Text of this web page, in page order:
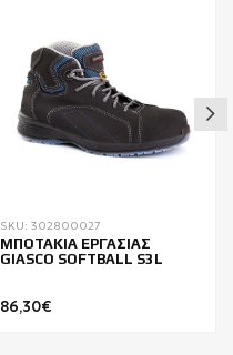
SKU: 302800027
ΜΠΟΤΑΚΙΑ ΕΡΓΑΣΙΑΣ
GIASCO SOFTBALL S3L
86,30€